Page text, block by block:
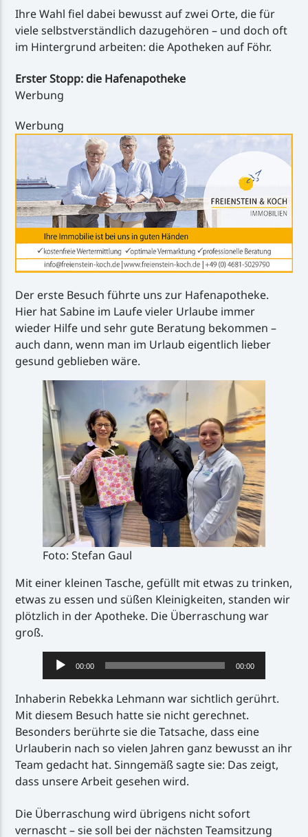
Ihre Wahl fiel dabei bewusst auf zwei Orte, die für
viele selbstverständlich dazugehören – und doch oft
im Hintergrund arbeiten: die Apotheken auf Föhr.
Erster Stopp: die Hafenapotheke
Werbung
Werbung
Der erste Besuch führte uns zur Hafenapotheke.
Hier hat Sabine im Laufe vieler Urlaube immer
wieder Hilfe und sehr gute Beratung bekommen –
auch dann, wenn man im Urlaub eigentlich lieber
gesund geblieben wäre.
Foto: Stefan Gaul
Mit einer kleinen Tasche, gefüllt mit etwas zu trinken,
etwas zu essen und süßen Kleinigkeiten, standen wir
plötzlich in der Apotheke. Die Überraschung war
groß.
Audio-
Player
00:00 00:00
Inhaberin Rebekka Lehmann war sichtlich gerührt.
Mit diesem Besuch hatte sie nicht gerechnet.
Besonders berührte sie die Tatsache, dass eine
Urlauberin nach so vielen Jahren ganz bewusst an ihr
Team gedacht hat. Sinngemäß sagte sie: Das zeigt,
dass unsere Arbeit gesehen wird.
Die Überraschung wird übrigens nicht sofort
vernascht – sie soll bei der nächsten Teamsitzung